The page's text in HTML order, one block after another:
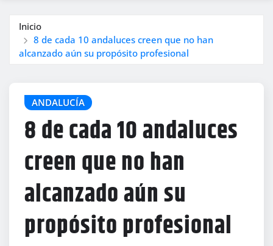
Inicio
8 de cada 10 andaluces creen que no han
alcanzado aún su propósito profesional
ANDALUCÍA
8 de cada 10 andaluces
creen que no han
alcanzado aún su
propósito profesional